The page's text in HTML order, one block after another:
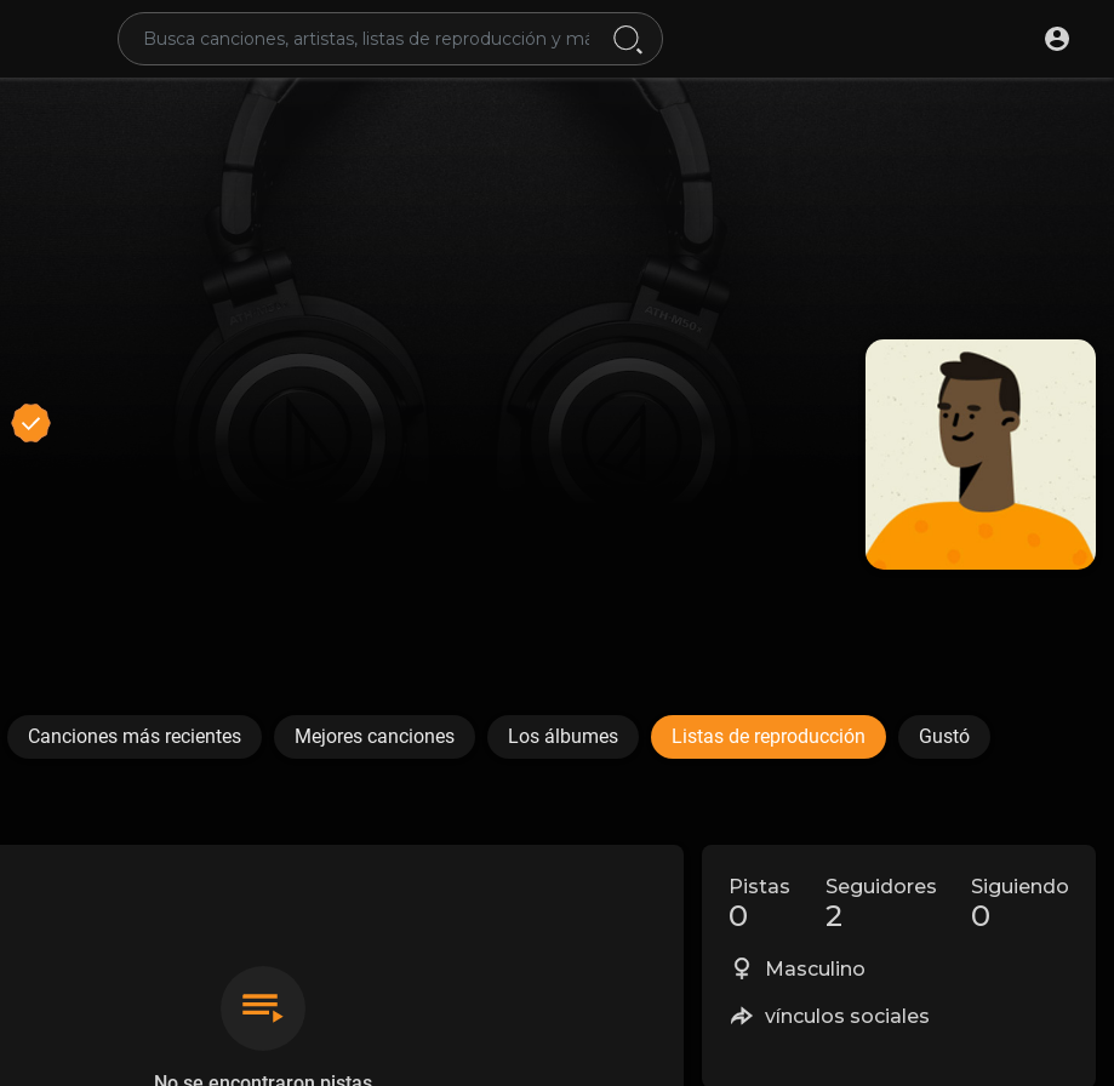
Canciones más recientes Mejores canciones Los álbumes Listas de reproducción Gustó
Pistas
0
Seguidores
2
Siguiendo
0
Masculino
vínculos sociales